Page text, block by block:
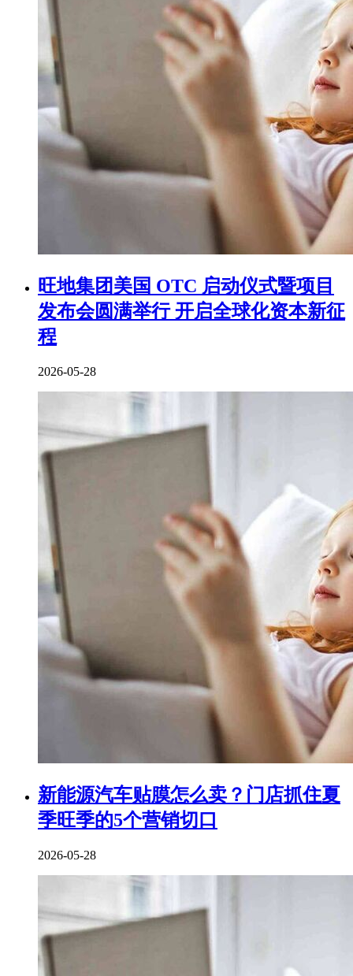
旺地集团美国 OTC 启动仪式暨项目
发布会圆满举行 开启全球化资本新征
程
2026-05-28
新能源汽车贴膜怎么卖？门店抓住夏
季旺季的5个营销切口
2026-05-28